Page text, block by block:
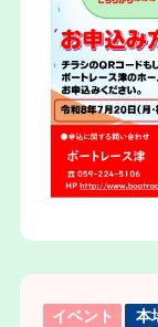
イベント 本